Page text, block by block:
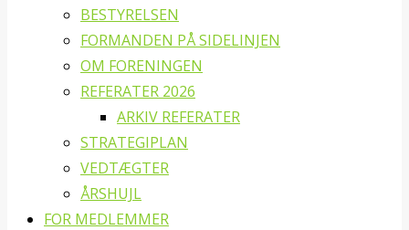
BESTYRELSEN
FORMANDEN PÅ SIDELINJEN
OM FORENINGEN
REFERATER 2026
ARKIV REFERATER
STRATEGIPLAN
VEDTÆGTER
ÅRSHUJL
FOR MEDLEMMER